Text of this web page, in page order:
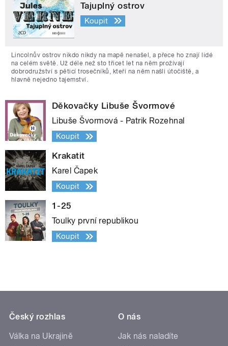
Tajuplný ostrov
Koupit
Lincolnův ostrov nikdo nikdy na mapě nenašel, a přece ho znají lidé
na celém světě. Už déle než sto třicet let na něm prožívají
dobrodružství s pěticí trosečníků, kteří na něm našli útočiště, a
hlavně nejedno tajemství.
Děkovačky Libuše Švormové
Libuše Švormová - Patrik Rozehnal
Koupit
Krakatit
Karel Čapek
Koupit
1-25
Toulky první republikou
Koupit
Český rozhlas
Válka na Ukrajině
O nás
Jak nás naladíte